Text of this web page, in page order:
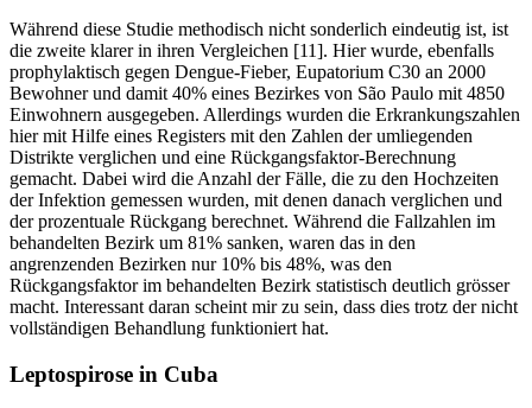
Während diese Studie methodisch nicht sonderlich eindeutig ist, ist
die zweite klarer in ihren Vergleichen [11]. Hier wurde, ebenfalls
prophylaktisch gegen Dengue-Fieber, Eupatorium C30 an 2000
Bewohner und damit 40% eines Bezirkes von São Paulo mit 4850
Einwohnern ausgegeben. Allerdings wurden die Erkrankungszahlen
hier mit Hilfe eines Registers mit den Zahlen der umliegenden
Distrikte verglichen und eine Rückgangsfaktor-Berechnung
gemacht. Dabei wird die Anzahl der Fälle, die zu den Hochzeiten
der Infektion gemessen wurden, mit denen danach verglichen und
der prozentuale Rückgang berechnet. Während die Fallzahlen im
behandelten Bezirk um 81% sanken, waren das in den
angrenzenden Bezirken nur 10% bis 48%, was den
Rückgangsfaktor im behandelten Bezirk statistisch deutlich grösser
macht. Interessant daran scheint mir zu sein, dass dies trotz der nicht
vollständigen Behandlung funktioniert hat.
Leptospirose in Cuba